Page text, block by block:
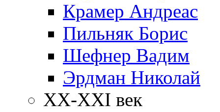
Крамер Андреас
Пильняк Борис
Шефнер Вадим
Эрдман Николай
ХХ-XXI век